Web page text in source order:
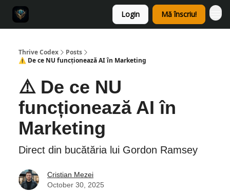
Login Mă înscriu!
Thrive Codex
Posts
⚠️ De ce NU funcționează AI în Marketing
⚠️ De ce NU
funcționează AI în
Marketing
Direct din bucătăria lui Gordon Ramsey
Cristian Mezei
October 30, 2025